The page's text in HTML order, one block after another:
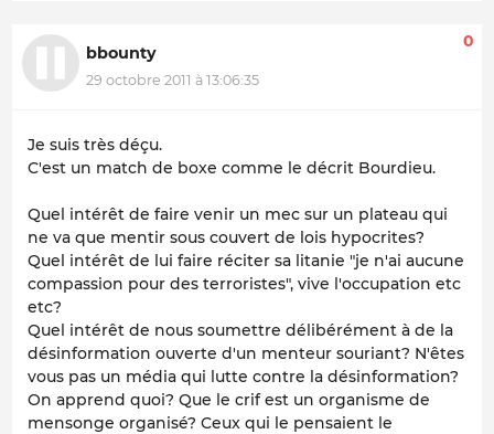
bbounty
29 octobre 2011 à 13:06:35
0
Je suis très déçu.
C'est un match de boxe comme le décrit Bourdieu.
Quel intérêt de faire venir un mec sur un plateau qui
ne va que mentir sous couvert de lois hypocrites?
Quel intérêt de lui faire réciter sa litanie "je n'ai aucune
compassion pour des terroristes", vive l'occupation etc
etc?
Quel intérêt de nous soumettre délibérément à de la
désinformation ouverte d'un menteur souriant? N'êtes
vous pas un média qui lutte contre la désinformation?
On apprend quoi? Que le crif est un organisme de
mensonge organisé? Ceux qui le pensaient le